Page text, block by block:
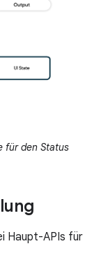
für den Status
Haupt-APIs für